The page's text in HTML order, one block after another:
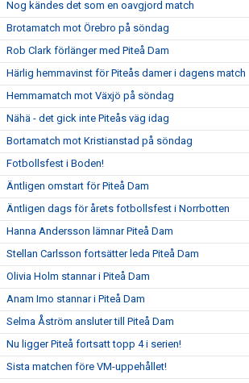
Nog kändes det som en oavgjord match
Brotamatch mot Örebro på söndag
Rob Clark förlänger med Piteå Dam
Härlig hemmavinst för Piteås damer i dagens match
Hemmamatch mot Växjö på söndag
Nähä - det gick inte Piteås väg idag
Bortamatch mot Kristianstad på söndag
Fotbollsfest i Boden!
Äntligen omstart för Piteå Dam
Äntligen dags för årets fotbollsfest i Norrbotten
Hanna Andersson lämnar Piteå Dam
Stellan Carlsson fortsätter leda Piteå Dam
Olivia Holm stannar i Piteå Dam
Anam Imo stannar i Piteå Dam
Selma Åström ansluter till Piteå Dam
Nu ligger Piteå fortsatt topp 4 i serien!
Sista matchen före VM-uppehållet!